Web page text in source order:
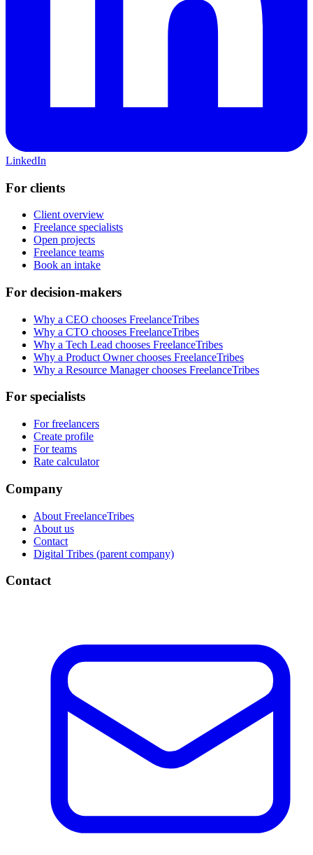
LinkedIn
For clients
Client overview
Freelance specialists
Open projects
Freelance teams
Book an intake
For decision-makers
Why a CEO chooses FreelanceTribes
Why a CTO chooses FreelanceTribes
Why a Tech Lead chooses FreelanceTribes
Why a Product Owner chooses FreelanceTribes
Why a Resource Manager chooses FreelanceTribes
For specialists
For freelancers
Create profile
For teams
Rate calculator
Company
About FreelanceTribes
About us
Contact
Digital Tribes (parent company)
Contact